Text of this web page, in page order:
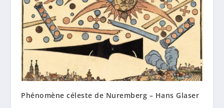
Phénomène céleste de Nuremberg – Hans Glaser